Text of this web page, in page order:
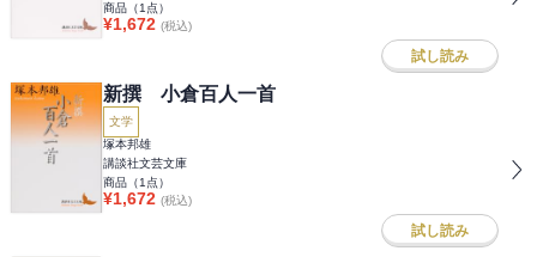
商品（1 点）
¥1,672 (税込)
試し読み
新撰 小倉百人一首
文学
塚本邦雄
講談社文芸文庫
商品（1 点）
¥1,672 (税込)
試し読み